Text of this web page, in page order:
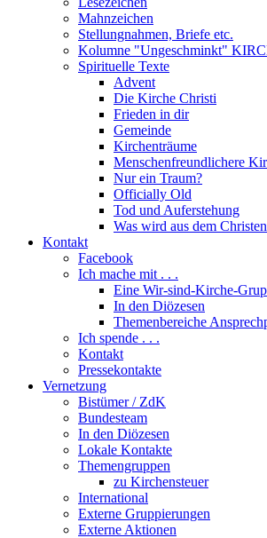
Mahnzeichen
Stellungnahmen, Briefe etc.
Kolumne "Ungeschminkt"
Spirituelle Texte
Advent
Die Kirche Christi
Frieden in dir
Gemeinde
Kirchenträume
Menschenfreundlichere
Nur ein Traum?
Officially Old
Tod und Auferstehung
Was wird aus dem
Kontakt
Facebook
Ich mache mit . . .
Eine Wir-sind-Kirche-
In den Diözesen
Themenbereiche
Ich spende . . .
Kontakt
Pressekontakte
Vernetzung
Bistümer / ZdK
Bundesteam
In den Diözesen
Lokale Kontakte
Themengruppen
zu Kirchensteuer
International
Externe Gruppierungen
Externe Aktionen